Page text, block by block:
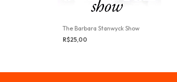
The Barbara Stanwyck Show
R$25,00